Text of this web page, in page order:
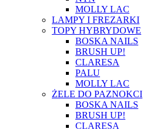
MOLLY LAC
LAMPY I FREZARKI
TOPY HYBRYDOWE
BOSKA NAILS
BRUSH UP!
CLARESA
PALU
MOLLY LAC
ŻELE DO PAZNOKCI
BOSKA NAILS
BRUSH UP!
CLARESA